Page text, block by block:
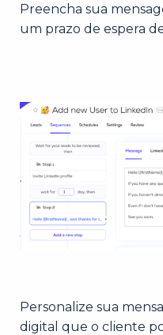
Preencha sua
um prazo de espera de
Personalize sua
digital que o cliente